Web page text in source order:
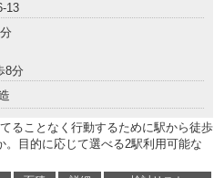
13
8分
ることなく行動するために駅から徒歩
目的に応じて選べる2駅利用可能な